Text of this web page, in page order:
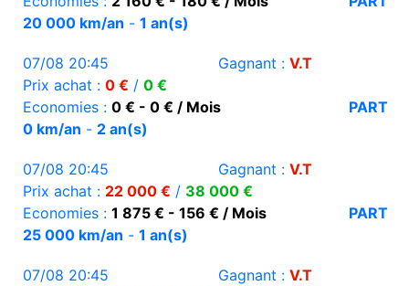
20 000 km/an - 1 an(s)
07/08 20:45 Gagnant : V.T
Prix achat : 0 € / 0 €
Economies : 0 € - 0 € / Mois
PART
0 km/an - 2 an(s)
07/08 20:45 Gagnant : V.T
Prix achat : 22 000 € / 38 000 €
Economies : 1 875 € - 156 € / Mois
PART
25 000 km/an - 1 an(s)
07/08 20:45 Gagnant : V.T